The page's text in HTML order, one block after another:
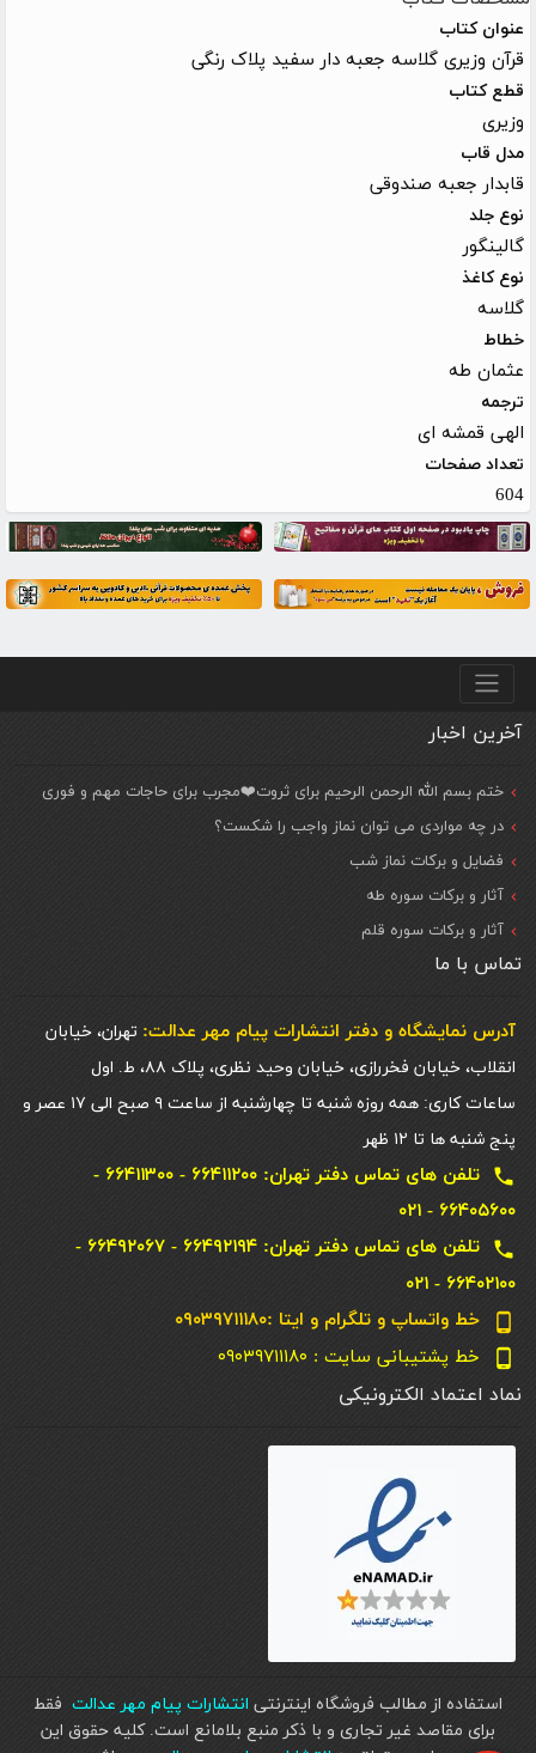
عنوان کتاب
قرآن وزیری گلاسه جعبه دار سفید پلاک رنگی
قطع کتاب
وزیری
مدل قاب
قابدار جعبه صندوقی
نوع جلد
گالینگور
نوع کاغذ
گلاسه
خطاط
عثمان طه
ترجمه
الهی قمشه ای
تعداد صفحات
604
منو پایین
آخرین اخبار
ختم بسم الله الرحمن الرحیم برای ثروت❤️مجرب برای حاجات مهم و فوری
در چه مواردی می توان نماز واجب را شکست؟
فضایل و برکات نماز شب
آثار و برکات سوره طه
آثار و برکات سوره قلم
تماس با ما
آدرس نمایشگاه و دفتر انتشارات پيام مهر عدالت: تهران، خیابان
انقلاب، خیابان فخررازی، خیابان وحید نظری، پلاک ۸۸، ط. اول
ساعات کاری: همه روزه شنبه تا چهارشنبه از ساعت ۹ صبح الی ۱۷ عصر و
پنج شنبه ها تا ۱۲ ظهر
local_phone
تلفن های تماس دفتر تهران: ۶۶۴۱۱۲۰۰ - ۶۶۴۱۱۳۰۰ -
۶۶۴۰۵۶۰۰ - ۰۲۱
local_phone
تلفن های تماس دفتر تهران: ۶۶۴۹۲۱۹۴ - ۶۶۴۹۲۰۶۷ -
۶۶۴۰۲۱۰۰ - ۰۲۱
phone_android خط واتساپ و تلگرام و ایتا :۰۹۰۳۹۷۱۱۱۸۰
phone_android خط پشتیبانی سایت : ۰۹۰۳۹۷۱۱۱۸۰
نماد اعتماد الکترونیکی
استفاده از مطالب فروشگاه اینترنتی انتشارات پیام مهر عدالت فقط
برای مقاصد غیر تجاری و با ذکر منبع بلامانع است. کليه حقوق اين